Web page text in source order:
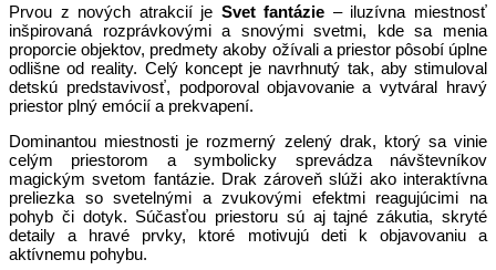
Prvou z nových atrakcií je Svet fantázie – iluzívna miestnosť
inšpirovaná rozprávkovými a snovými svetmi, kde sa menia
proporcie objektov, predmety akoby ožívali a priestor pôsobí úplne
odlišne od reality. Celý koncept je navrhnutý tak, aby stimuloval
detskú predstavivosť, podporoval objavovanie a vytváral hravý
priestor plný emócií a prekvapení.
Dominantou miestnosti je rozmerný zelený drak, ktorý sa vinie
celým priestorom a symbolicky sprevádza návštevníkov
magickým svetom fantázie. Drak zároveň slúži ako interaktívna
preliezka so svetelnými a zvukovými efektmi reagujúcimi na
pohyb či dotyk. Súčasťou priestoru sú aj tajné zákutia, skryté
detaily a hravé prvky, ktoré motivujú deti k objavovaniu a
aktívnemu pohybu.